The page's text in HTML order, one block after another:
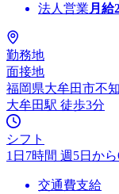
法人営業 月給
勤務地
面接地
福岡県大牟田市不
大牟田駅 徒歩3分
シフト
1日7時間 週5日か
交通費支給